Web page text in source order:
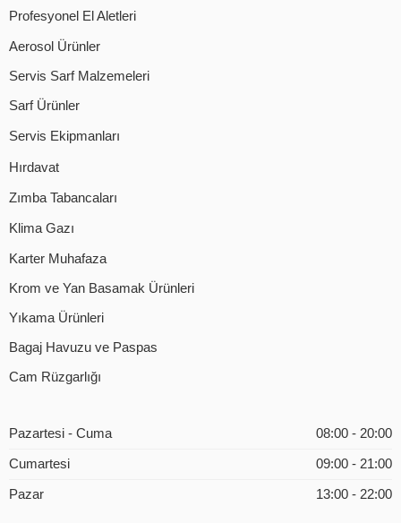
Profesyonel El Aletleri
Aerosol Ürünler
Servis Sarf Malzemeleri
Sarf Ürünler
Servis Ekipmanları
Hırdavat
Zımba Tabancaları
Klima Gazı
Karter Muhafaza
Krom ve Yan Basamak Ürünleri
Yıkama Ürünleri
Bagaj Havuzu ve Paspas
Cam Rüzgarlığı
Pazartesi - Cuma 08:00 - 20:00
Cumartesi 09:00 - 21:00
Pazar 13:00 - 22:00